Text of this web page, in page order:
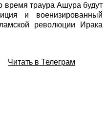
время траура Ашура будут
и военизированный
революции Ирака
Читать в Телеграм